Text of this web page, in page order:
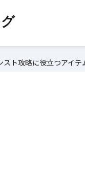
スト攻略に役立つアイ